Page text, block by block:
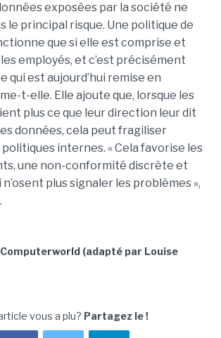
exposées par la société ne
le principal risque. Une politique de
que si elle est comprise et
employés, et c’est précisément
qui est aujourd’hui remise en
t-elle. Elle ajoute que, lorsque les
plus ce que leur direction leur dit
données, cela peut fragiliser
politiques internes. « Cela favorise les
une non-conformité discrète et
n’osent plus signaler les problèmes »,
Computerworld (adapté par Louise
vous a plu? Partagez le !